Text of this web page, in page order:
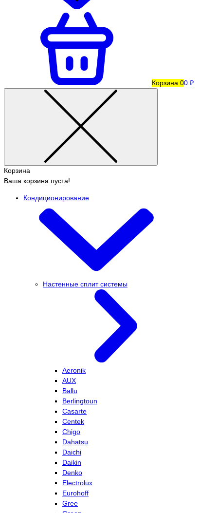
Корзина 00 ₽
Корзина
Ваша корзина пуста!
Кондиционирование
Настенные сплит системы
Aeronik
AUX
Ballu
Berlingtoun
Casarte
Centek
Chigo
Dahatsu
Daichi
Daikin
Denko
Electrolux
Eurohoff
Gree